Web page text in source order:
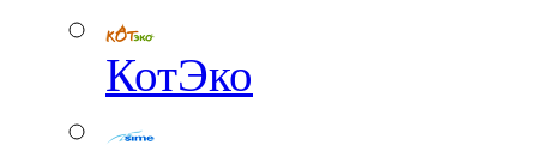
КотЭко